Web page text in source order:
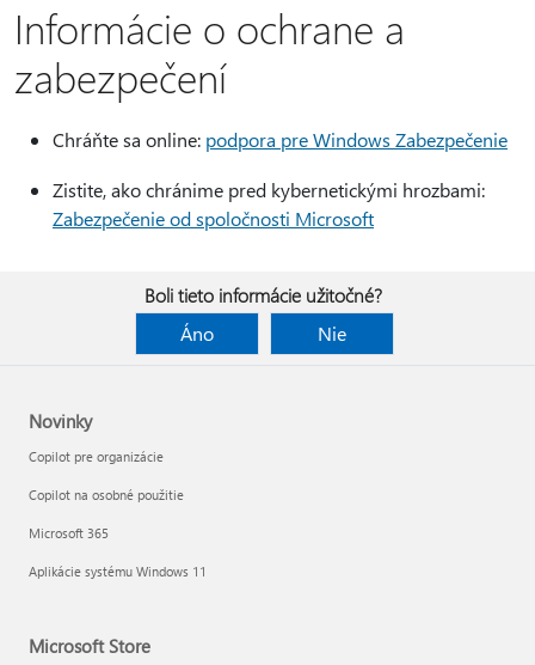
Informácie o ochrane a
zabezpečení
Chráňte sa online: podpora pre Windows Zabezpečenie
Zistite, ako chránime pred kybernetickými hrozbami:
Zabezpečenie od spoločnosti Microsoft
Boli tieto informácie užitočné?
Áno
Nie
Novinky
Copilot pre organizácie
Copilot na osobné použitie
Microsoft 365
Aplikácie systému Windows 11
Microsoft Store